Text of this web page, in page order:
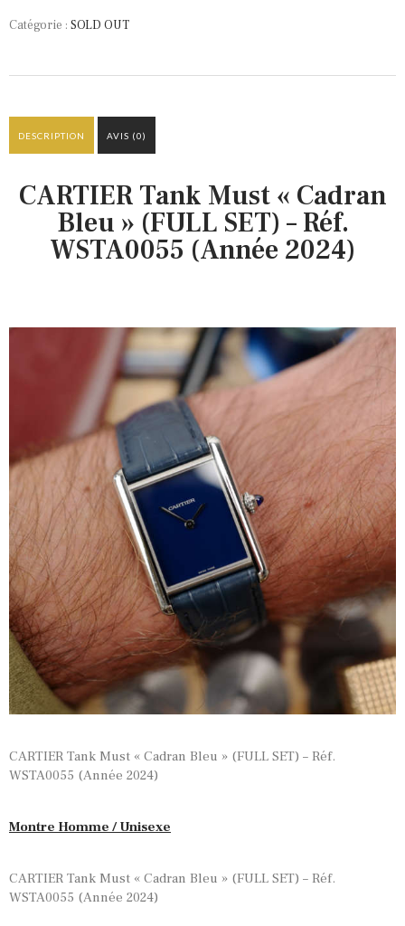
Catégorie : SOLD OUT
DESCRIPTION AVIS (0)
CARTIER Tank Must « Cadran
Bleu » (FULL SET) – Réf.
WSTA0055 (Année 2024)
CARTIER Tank Must « Cadran Bleu » (FULL SET) – Réf.
WSTA0055 (Année 2024)
Montre Homme / Unisexe
CARTIER Tank Must « Cadran Bleu » (FULL SET) – Réf.
WSTA0055 (Année 2024)